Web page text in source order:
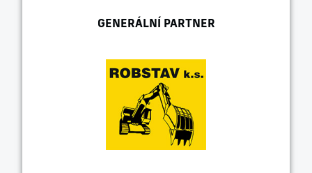
GENERÁLNÍ PARTNER